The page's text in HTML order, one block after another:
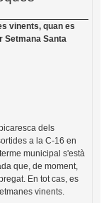
vinents, quan es
Setmana Santa
dels
a la C-16 en
municipal s'està
que, de moment,
En tot cas, es
vinents.